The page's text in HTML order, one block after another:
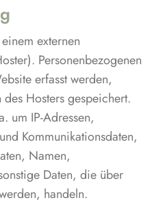
externen
Personenbezogenen
erfasst werden,
Hosters gespeichert.
um IP-Adressen,
Kommunikationsdaten,
Namen,
Daten, die über
handeln.